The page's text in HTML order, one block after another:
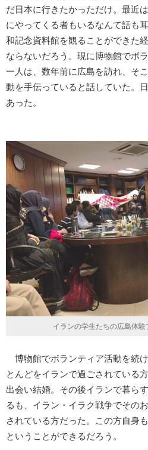
だ日本に行きたかっただけ。最近
にやってくる者もいるなんて話も
和記念資料館を観ることができた
ならないだろう。現に博物館でボ
一人は、数年前に広島を訪れ、そ
動を手伝っていると話していた。
あった。
イランの学生たちの広島体
博物館でボランティア活動を続
とんどをイランで過ごされている
出会い結婚。その後イランで暮ら
るも、イラン・イラク戦争でその
されている方だった。この方自身
ということができるだろう。